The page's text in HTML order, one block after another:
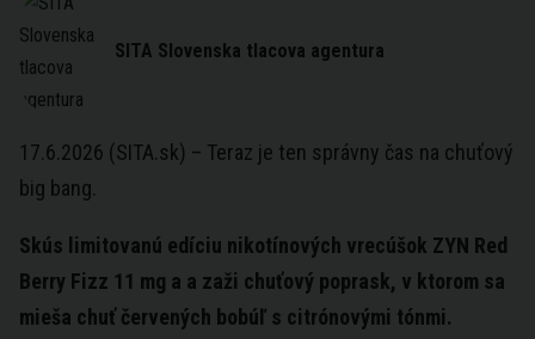
SITA Slovenska tlacova agentura
17.6.2026 (SITA.sk) – Teraz je ten správny čas na chuťový
big bang.
Skús limitovanú edíciu nikotínových vrecúšok ZYN Red
Berry Fizz 11 mg a a zaži chuťový poprask, v ktorom sa
mieša chuť červených bobúľ s citrónovými tónmi.